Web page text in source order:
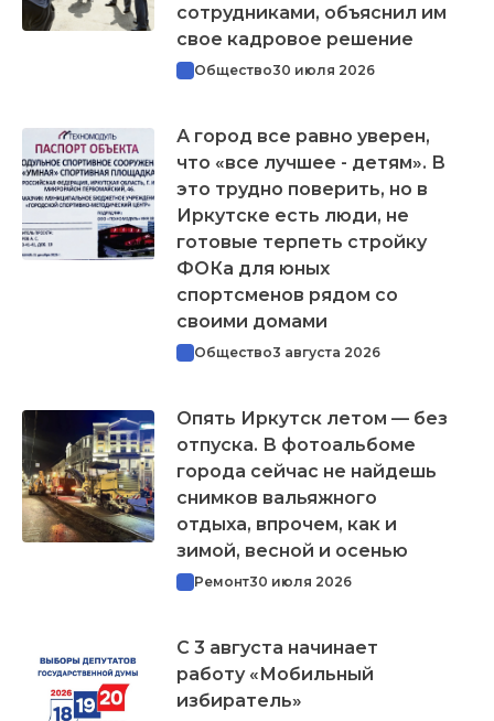
сотрудниками, объяснил им
свое кадровое решение
Общество30 июля 2026
А город все равно уверен,
что «все лучшее - детям». В
это трудно поверить, но в
Иркутске есть люди, не
готовые терпеть стройку
ФОКа для юных
спортсменов рядом со
своими домами
Общество3 августа 2026
Опять Иркутск летом — без
отпуска. В фотоальбоме
города сейчас не найдешь
снимков вальяжного
отдыха, впрочем, как и
зимой, весной и осенью
Ремонт30 июля 2026
С 3 августа начинает
работу «Мобильный
избиратель»